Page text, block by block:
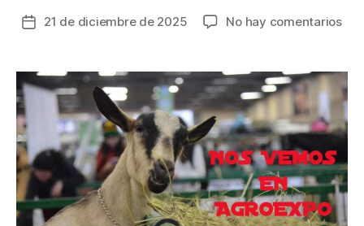
Fecha
entrada
21 de diciembre de 2025 No hay comentariosen
Cali
por
que